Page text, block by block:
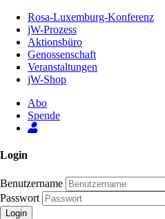
Inhalt
Seite
Rosa-Luxemburg-Konferenz
jW-Prozess
Aktionsbüro
Genossenschaft
Veranstaltungen
jW-Shop
Abo
Spende
Login
Benutzername
Passwort
Login